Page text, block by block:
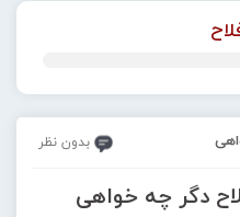
بدون نظر
دگر چه خواهی